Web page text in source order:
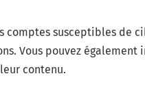
comptes susceptibles de
Vous pouvez
contenu.